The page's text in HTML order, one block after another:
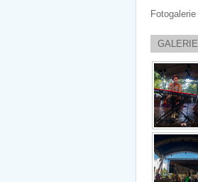
Fotogalerie
GALERIE